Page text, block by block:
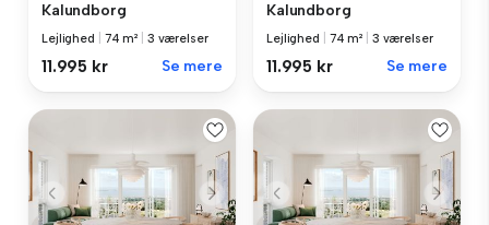
Kalundborg
Lejlighed 74 m² 3 værelser
11.995 kr Se mere
Kalundborg
Lejlighed 74 m² 3 værelser
11.995 kr Se mere